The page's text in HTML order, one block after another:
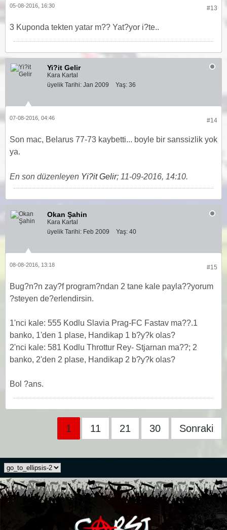
#13
05-08-2016, 16:30
3 Kuponda tekten yatar m?? Yat?yor i?te..
Yi?it Gelir
Kara Kartal
üyelik Tarihi: Jan 2009 Yaş: 36
#14
07-08-2016, 04:46
Son mac, Belarus 77-73 kaybetti... boyle bir sanssizlik yok
ya.
En son düzenleyen Yi?it Gelir; 11-09-2016, 14:10.
Okan Şahin
Kara Kartal
üyelik Tarihi: Feb 2009 Yaş: 40
#15
08-08-2016, 13:18
Bug?n?n zay?f program?ndan 2 tane kale payla??yorum
?steyen de?erlendirsin.
1'nci kale: 555 Kodlu Slavia Prag-FC Fastav ma??.1
banko, 1'den 1 plase, Handikap 1 b?y?k olas?
2'nci kale: 581 Kodlu Throttur Rey- Stjarnan ma??; 2
banko, 2'den 2 plase, Handikap 2 b?y?k olas?
Bol ?ans.
1 11 21 30 Sonraki